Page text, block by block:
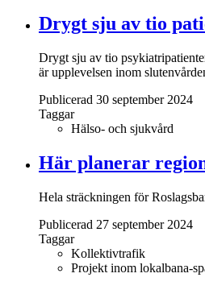
Drygt sju av tio
Drygt sju av tio
är upplevelsen inom
Publicerad 30 september 2024
Taggar
Hälso- och sjukvård
Här planerar
Hela sträckningen för
Publicerad 27 september 2024
Taggar
Kollektivtrafik
Projekt inom lokalbana-